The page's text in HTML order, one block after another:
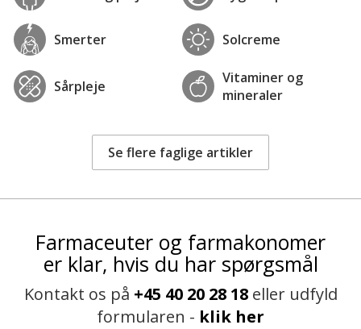
Smerter Solcreme
Sårpleje
Vitaminer og
mineraler
Se flere faglige artikler
Farmaceuter og farmakonomer
er klar, hvis du har spørgsmål
Kontakt os på +45 40 20 28 18eller udfyld
formularen - klik her